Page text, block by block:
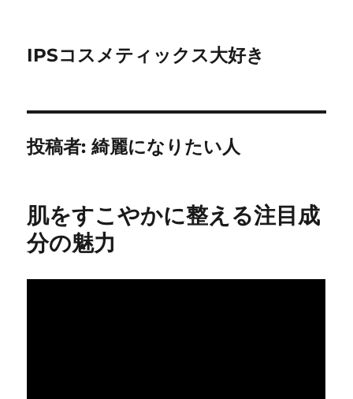
IPSコスメティックス大好き
投稿者:綺麗になりたい人
肌をすこやかに整える注目成
分の魅力